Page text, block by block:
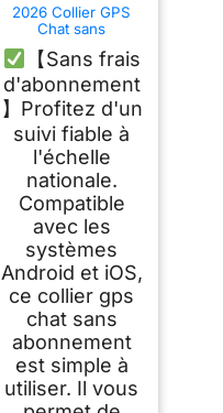
2026 Collier GPS
Chat sans
Abonnement, GPS
Cat Collar
(Historique 3 Jours)
【Sans frais
d'abonnement
】Profitez d'un
suivi fiable à
l'échelle
nationale.
Compatible
avec les
systèmes
Android et iOS,
ce collier gps
chat sans
abonnement
est simple à
utiliser. Il vous